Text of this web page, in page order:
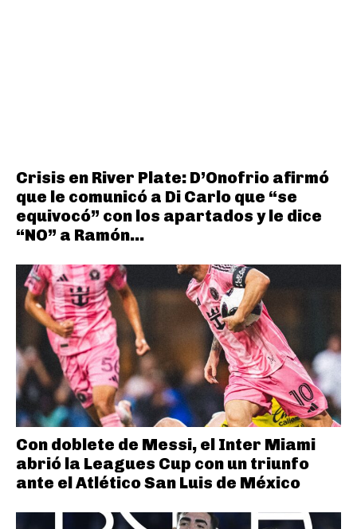
Crisis en River Plate: D’Onofrio afirmó
que le comunicó a Di Carlo que “se
equivocó” con los apartados y le dice
“NO” a Ramón...
Con doblete de Messi, el Inter Miami
abrió la Leagues Cup con un triunfo
ante el Atlético San Luis de México